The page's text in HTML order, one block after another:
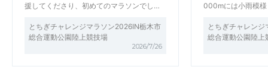
援してくださり、初めてのマラソンでし…
とちぎチャレンジマラソン2026IN栃木市
総合運動公園陸上競技場
2026/7/26
000mには小雨模
とちぎチャレン
総合運動公園陸上